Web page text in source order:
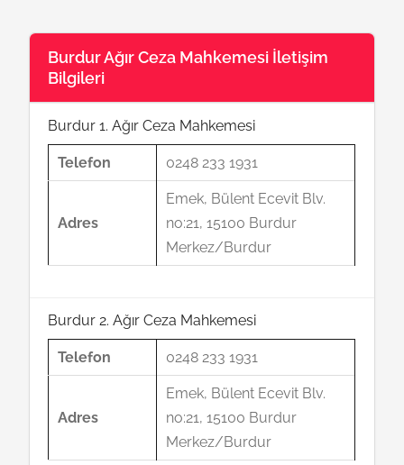
Burdur Ağır Ceza Mahkemesi İletişim
Bilgileri
Burdur 1. Ağır Ceza Mahkemesi
Telefon 0248 233 1931
Adres
Emek, Bülent Ecevit Blv.
no:21, 15100 Burdur
Merkez/Burdur
Burdur 2. Ağır Ceza Mahkemesi
Telefon 0248 233 1931
Adres
Emek, Bülent Ecevit Blv.
no:21, 15100 Burdur
Merkez/Burdur